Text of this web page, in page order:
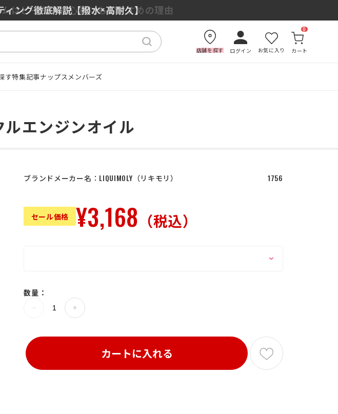
ィング徹底解説【撥水×高耐久】
はどっち？初心者にもおすすめの理由
店舗を探す ログイン お気に入り カート
0
す特集記事ナップスメンバーズ
ルエンジンオイル
ブランドメーカー名： LIQUIMOLY リキモリ 1756
セール価格 ¥3,168 （税込）
数量：
カートに入れる